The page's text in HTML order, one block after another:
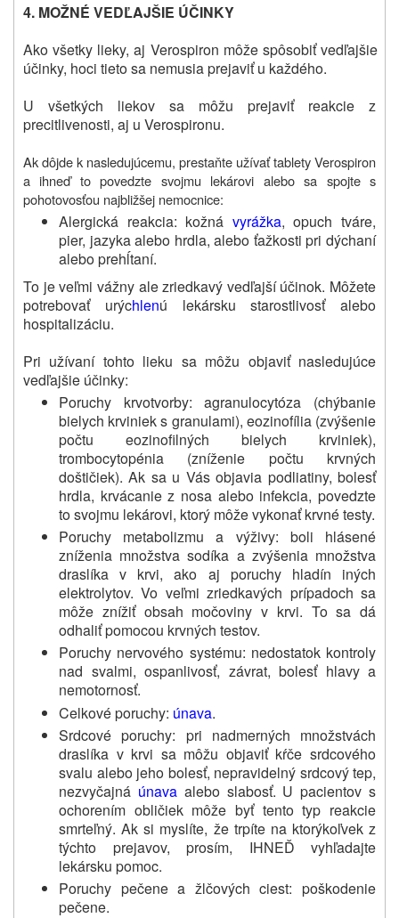
4. MOŽNÉ VEDĽAJŠIE ÚČINKY
Ako všetky lieky, aj Verospiron môže spôsobiť vedľajšie
účinky, hoci tieto sa nemusia prejaviť u každého.
U všetkých liekov sa môžu prejaviť reakcie z
precitlivenosti, aj u Verospironu.
Ak dôjde k nasledujúcemu, prestaňte užívať tablety Verospiron
a ihneď to povedzte svojmu lekárovi alebo sa spojte s
pohotovosťou najbližšej nemocnice:
Alergická reakcia: kožná vyrážka, opuch tváre,
pier, jazyka alebo hrdla, alebo ťažkosti pri dýchaní
alebo prehĺtaní.
To je veľmi vážny ale zriedkavý vedľajší účinok. Môžete
potrebovať urýchlenú lekársku starostlivosť alebo
hospitalizáciu.
Pri užívaní tohto lieku sa môžu objaviť nasledujúce
vedľajšie účinky:
Poruchy krvotvorby: agranulocytóza (chýbanie
bielych krviniek s granulami), eozinofília (zvýšenie
počtu eozinofilných bielych krviniek),
trombocytopénia (zníženie počtu krvných
doštičiek). Ak sa u Vás objavia podliatiny, bolesť
hrdla, krvácanie z nosa alebo infekcia, povedzte
to svojmu lekárovi, ktorý môže vykonať krvné testy.
Poruchy metabolizmu a výživy: boli hlásené
zníženia množstva sodíka a zvýšenia množstva
draslíka v krvi, ako aj poruchy hladín iných
elektrolytov. Vo veľmi zriedkavých prípadoch sa
môže znížiť obsah močoviny v krvi. To sa dá
odhaliť pomocou krvných testov.
Poruchy nervového systému: nedostatok kontroly
nad svalmi, ospanlivosť, závrat, bolesť hlavy a
nemotornosť.
Celkové poruchy: únava.
Srdcové poruchy: pri nadmerných množstvách
draslíka v krvi sa môžu objaviť kŕče srdcového
svalu alebo jeho bolesť, nepravidelný srdcový tep,
nezvyčajná únavaalebo slabosť. U pacientov s
ochorením obličiek môže byť tento typ reakcie
smrteľný. Ak si myslíte, že trpíte na ktorýkoľvek z
týchto prejavov, prosím, IHNEĎ vyhľadajte
lekársku pomoc.
Poruchy pečene a žlčových ciest: poškodenie
pečene.